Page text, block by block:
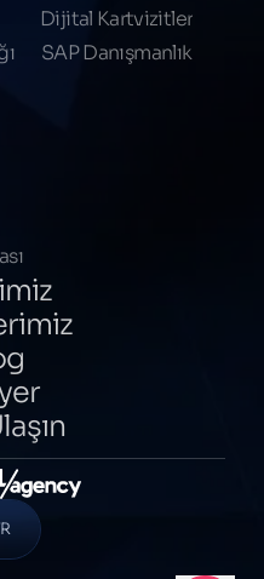
Dijital Kartvizitler
SAP Danışmanlık